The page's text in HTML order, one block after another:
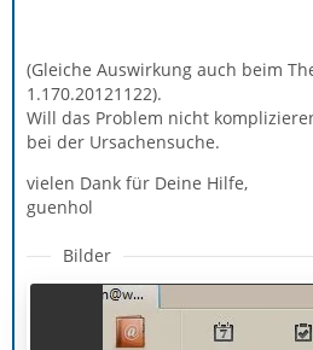
(Gleiche Auswirkung auch beim
1.170.20121122).
Will das Problem nicht
bei der Ursachensuche.
vielen Dank für Deine Hilfe,
guenhol
Bilder